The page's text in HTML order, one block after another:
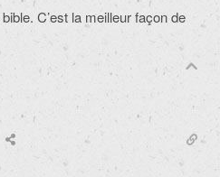
C’est la meilleur façon de